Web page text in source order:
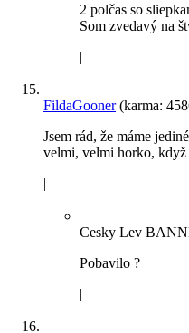
2 polčas so
Som zvedavý na
|
FildaGooner(karma:
Jsem rád, že máme
velmi, velmi horko, když
|
Cesky Lev
Pobavilo ?
|